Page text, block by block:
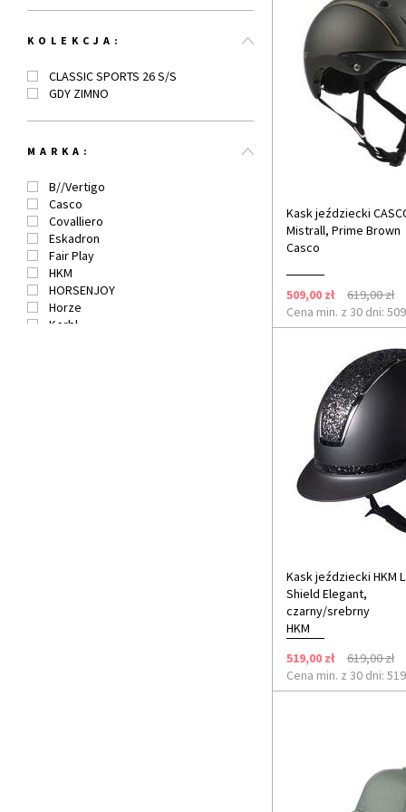
52-60
53-55
54-56
54-58
55-58
56
56-58
56-59
57-59
57-61
58-60
58-62
59-61
60-63
KOLEKCJA:
CLASSIC SPORTS 26 S/S
GDY ZIMNO
MARKA:
B//Vertigo
Casco
Covalliero
Eskadron
Fair Play
HKM
HORSENJOY
Horze
Kerbl
Kask jeździecki
Mistrall, Prime Brown
Casco
509,00 zł
619,00 zł
Cena min. z 30 dni:
Kask jeździecki HKM
Shield Elegant,
czarny/srebrny
HKM
519,00 zł
619,00 zł
Cena min. z 30 dni: